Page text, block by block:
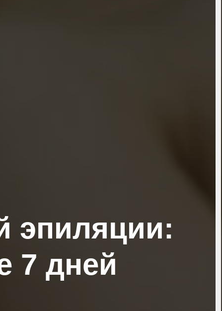
эпиляции:
7 дней